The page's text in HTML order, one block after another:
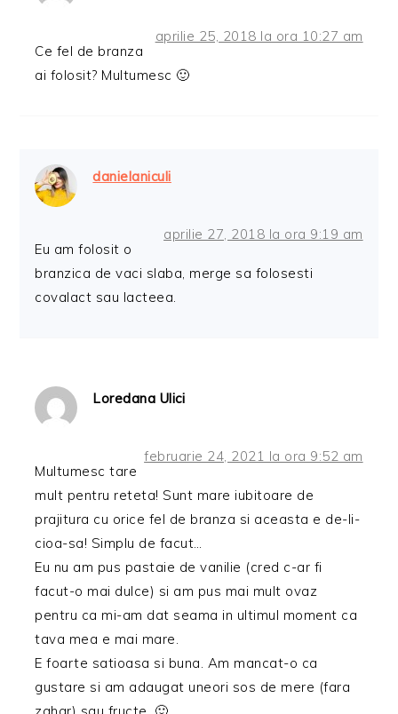
aprilie 25, 2018 la ora 10:27 am
Ce fel de branza
ai folosit? Multumesc 🙂
danielaniculi
aprilie 27, 2018 la ora 9:19 am
Eu am folosit o
branzica de vaci slaba, merge sa folosesti
covalact sau lacteea.
Loredana Ulici
februarie 24, 2021 la ora 9:52 am
Multumesc tare
mult pentru reteta! Sunt mare iubitoare de
prajitura cu orice fel de branza si aceasta e de-li-
cioa-sa! Simplu de facut…
Eu nu am pus pastaie de vanilie (cred c-ar fi
facut-o mai dulce) si am pus mai mult ovaz
pentru ca mi-am dat seama in ultimul moment ca
tava mea e mai mare.
E foarte satioasa si buna. Am mancat-o ca
gustare si am adaugat uneori sos de mere (fara